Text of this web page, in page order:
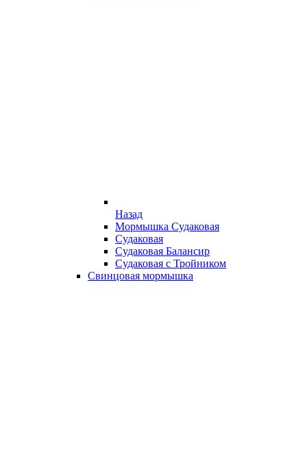
Назад
Мормышка Судаковая
Судаковая
Судаковая Балансир
Судаковая с Тройником
Свинцовая мормышка